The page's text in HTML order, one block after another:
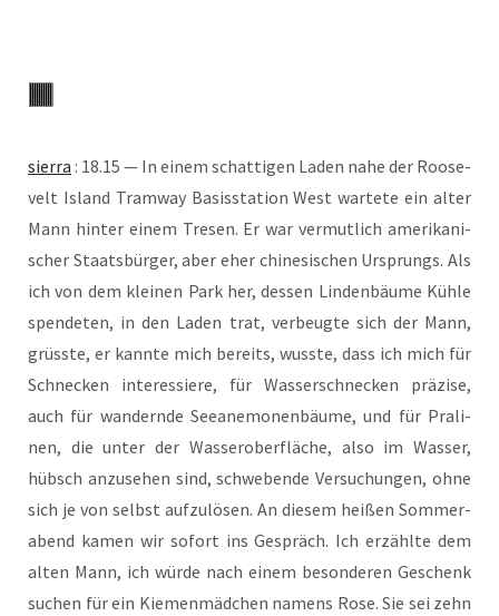
sier­ra : 18.15 — In einem schat­ti­gen Laden nahe der Roo­se­
velt Island Tram­way Basis­sta­ti­on West war­te­te ein alter
Mann hin­ter einem Tre­sen. Er war ver­mut­lich ame­ri­ka­ni­
scher Staats­bür­ger, aber eher chi­ne­si­schen Ursprungs. Als
ich von dem klei­nen Park her, des­sen Lin­den­bäu­me Küh­le
spen­de­ten, in den Laden trat, ver­beug­te sich der Mann,
grüss­te, er kann­te mich bereits, wuss­te, dass ich mich für
Schne­cken inter­es­sie­re, für Was­ser­schne­cken prä­zi­se,
auch für wan­dern­de See­ane­mo­nen­bäu­me, und für Pra­li­
nen, die unter der Was­ser­ober­flä­che, also im Was­ser,
hübsch anzu­se­hen sind, schwe­ben­de Ver­su­chun­gen, ohne
sich je von selbst auf­zu­lö­sen. An die­sem hei­ßen Som­mer­
abend kamen wir sofort ins Gespräch. Ich erzähl­te dem
alten Mann, ich wür­de nach einem beson­de­ren Geschenk
suchen für ein Kie­men­mäd­chen namens Rose. Sie sei zehn